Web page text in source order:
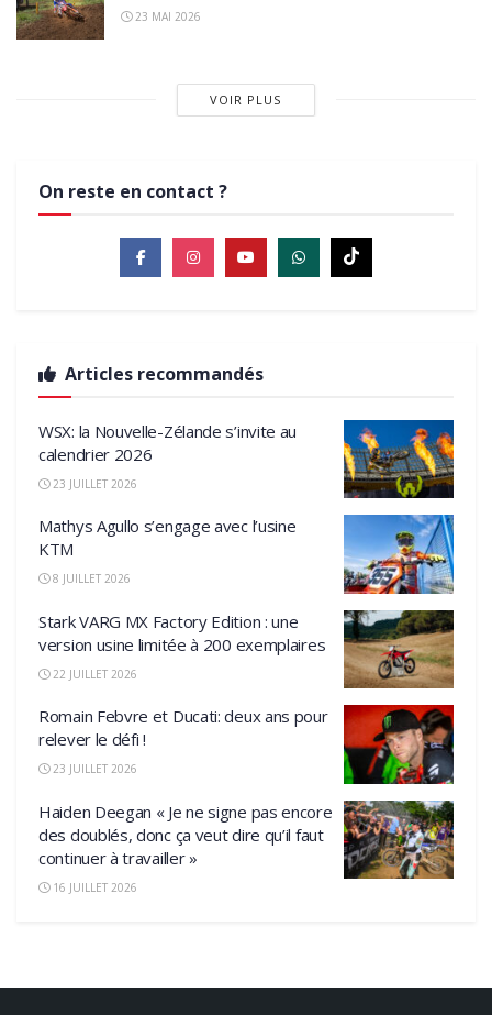
23 MAI 2026
VOIR PLUS
On reste en contact ?
Articles recommandés
WSX: la Nouvelle-Zélande s’invite au
calendrier 2026
23 JUILLET 2026
Mathys Agullo s’engage avec l’usine
KTM
8 JUILLET 2026
Stark VARG MX Factory Edition : une
version usine limitée à 200 exemplaires
22 JUILLET 2026
Romain Febvre et Ducati: deux ans pour
relever le défi !
23 JUILLET 2026
Haiden Deegan « Je ne signe pas encore
des doublés, donc ça veut dire qu’il faut
continuer à travailler »
16 JUILLET 2026